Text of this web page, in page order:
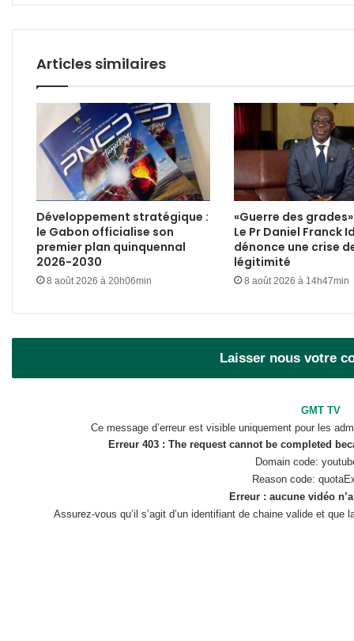
Articles similaires
Développement stratégique :
le Gabon officialise son
premier plan quinquennal
2026-2030
8 août 2026 à 20h06min
«Guerre des grades»
Le Pr Daniel Franck
dénonce une crise
légitimité
8 août 2026 à 14h47min
Laisser nous votre
GMT TV
Ce message d’erreur est visible uniquement pour les
Erreur 403 : The request cannot be completed
Domain code:
Reason code:
Erreur : aucune vidéo
Assurez-vous qu’il s’agit d’un identifiant de chaine valide et